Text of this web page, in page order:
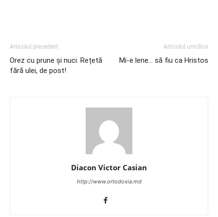
Articolul precedent
Orez cu prune și nuci. Rețetă
fără ulei, de post!
Articolul următor
Mi-e lene… să fiu ca Hristos
Diacon Victor Casian
http://www.ortodoxia.md